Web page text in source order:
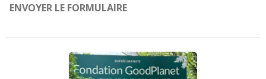
ENVOYER LE FORMULAIRE